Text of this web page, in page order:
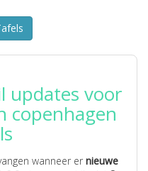
updates voor
copenhagen
wanneer er nieuwe